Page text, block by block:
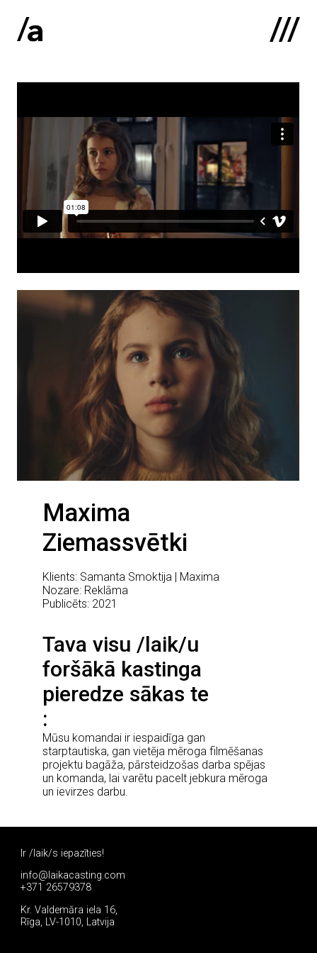
:
Sākums
Par mums
Kontakti
Portfolio
Maxima
Ziemassvētki
Klients: Samanta Smoktija | Maxima
Nozare: Reklāma
Publicēts: 2021
Tava visu /laik/u
foršākā kastinga
pieredze sākas te
Mūsu komandai ir iespaidīga gan
starptautiska, gan vietēja mēroga filmēšanas
projektu bagāža, pārsteidzošas darba spējas
un komanda, lai varētu pacelt jebkura mēroga
un ievirzes darbu.
Ir /laik/s iepazīties!
info@laikacasting.com
+371 26579378
Kr. Valdemāra iela 16,
Rīga, LV-1010, Latvija